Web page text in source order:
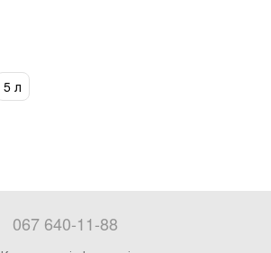
5 л
067 640-11-88